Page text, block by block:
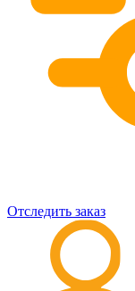
Отследить заказ